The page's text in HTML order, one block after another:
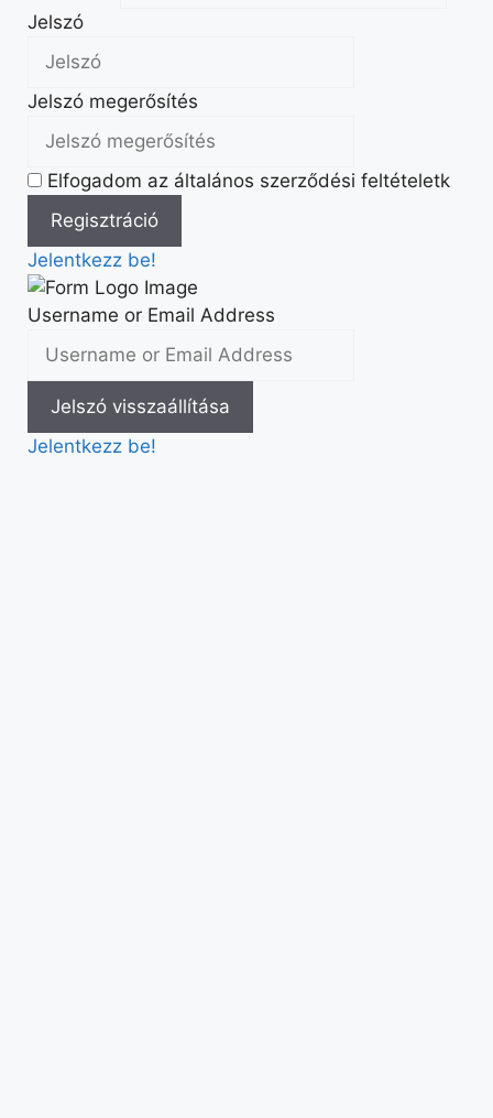
Jelszó
Jelszó megerősítés
Elfogadom az általános szerződési feltételetk
Jelentkezz be!
Username or Email Address
Jelentkezz be!